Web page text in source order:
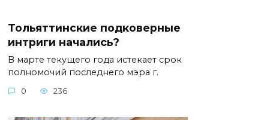
Тольяттинские подковерные
интриги начались?
В марте текущего года истекает срок
полномочий последнего мэра г.
0 236